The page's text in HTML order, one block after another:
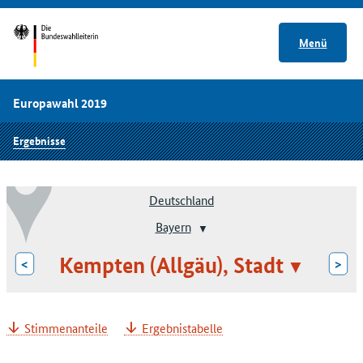
Menü
Europawahl 2019
Ergebnisse
Deutschland
Bayern
< Kempten (Allgäu), Stadt >
Stimmenanteile Ergebnistabelle